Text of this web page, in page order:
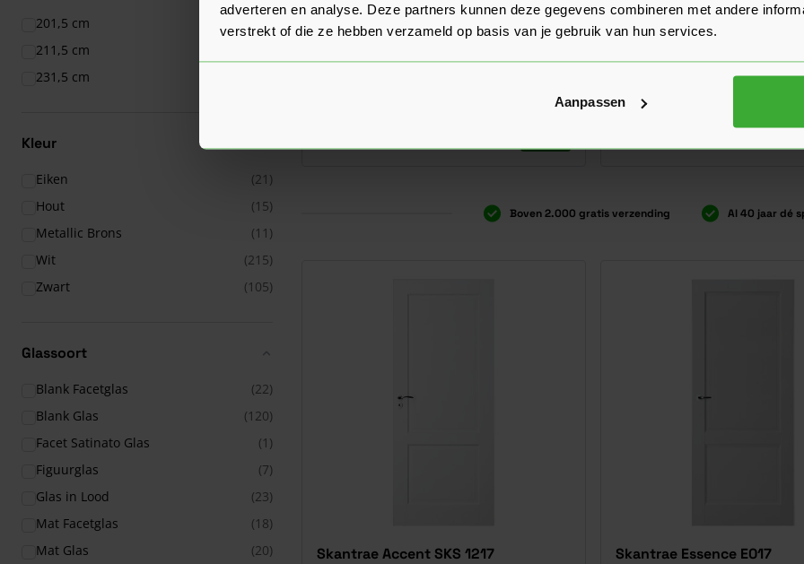
adverteren en analyse. Deze partners kunnen deze gegevens combineren met andere
verstrekt of die ze hebben verzameld op basis van je gebruik van hun services.
Aanpassen
201,5 cm
(365)
211,5 cm
231,5 cm
Kleur
Eiken
(21)
Hout
(15)
Metallic Brons
(11)
Wit
(215)
Zwart
(105)
Glassoort
Blank Facetglas
(22)
Blank Glas
(120)
Facet Satinato Glas
(1)
Figuurglas
(7)
Glas in Lood
(23)
Mat Facetglas
(18)
Mat Glas
(20)
Skantrae Essence E034 Skantrae Boardpaneel SKB
(1 Beoordeling)
Verkrijgbaar in 15 varianten
Boven 2.000 gratis verzending Al 40 jaar dé
Skantrae Accent SKS 1217 Skantrae Essence E017